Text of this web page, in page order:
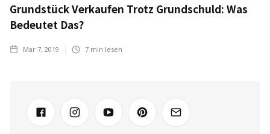
Grundstück Verkaufen Trotz Grundschuld: Was
Bedeutet Das?
Mar 7, 2019 7 min lesen